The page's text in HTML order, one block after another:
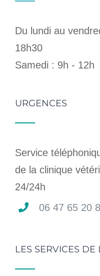
Du lundi au
18h30
Samedi : 9h - 12h
URGENCES
Service
de la clinique
24/24h
06 47 65 20
LES SERVICES